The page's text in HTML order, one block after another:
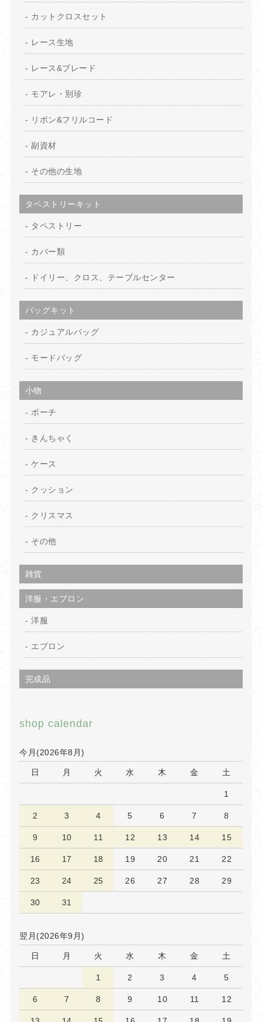
カットクロスセット
レース生地
レース&ブレード
モアレ・別珍
リボン&フリルコード
副資材
その他の生地
タペストリーキット
タペストリー
カバー類
ドイリー、クロス、テーブルセンター
バッグキット
カジュアルバッグ
モードバッグ
小物
ポーチ
きんちゃく
ケース
クッション
クリスマス
その他
雑貨
洋服・エプロン
洋服
エプロン
完成品
shop calendar
今月(2026年8月)
日 月 火 水 木 金 土
1
2 3 4 5 6 7 8
9 10 11 12 13 14 15
16 17 18 19 20 21 22
23 24 25 26 27 28 29
30 31
翌月(2026年9月)
日 月 火 水 木 金 土
1 2 3 4 5
6 7 8 9 10 11 12